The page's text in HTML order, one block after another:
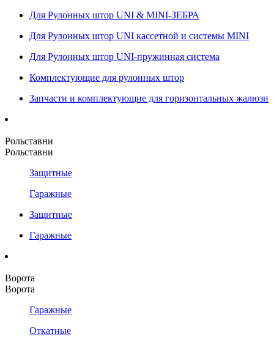
Для Рулонных штор UNI & MINI-ЗЕБРА
Для Рулонных штор UNI кассетной и системы MINI
Для Рулонных штор UNI-пружинная система
Комплектующие для рулонных штор
Запчасти и комплектующие для горизонтальных жалюзи
Рольставни
Рольставни
Защитные
Гаражные
Защитные
Гаражные
Ворота
Ворота
Гаражные
Откатные